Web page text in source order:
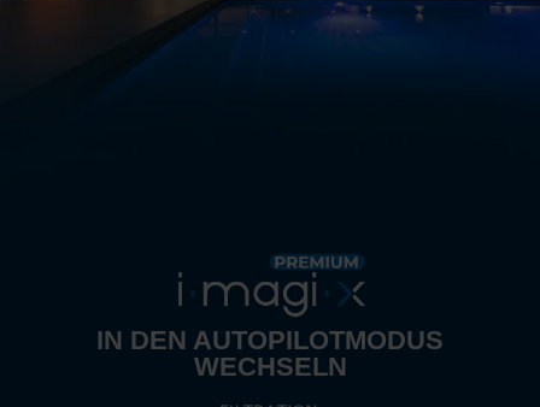
IN DEN AUTOPILOTMODUS
WECHSELN